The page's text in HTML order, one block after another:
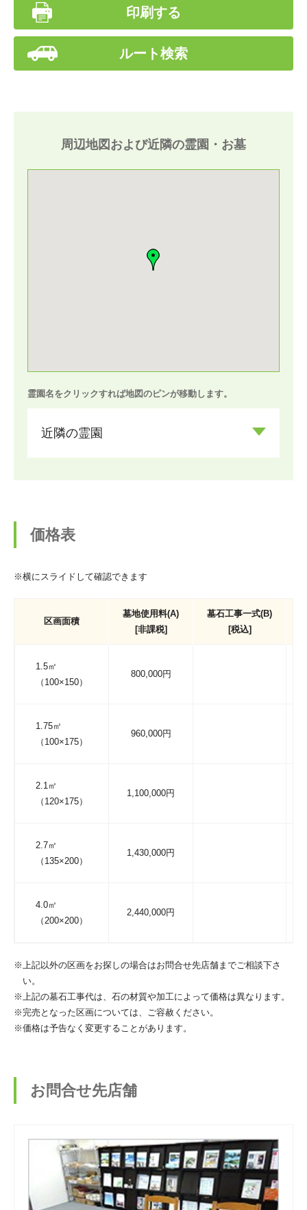
印刷する
ルート検索
周辺地図および近隣の霊園・お墓
霊園名をクリックすれば地図のピンが移動します。
近隣の霊園
価格表
※横にスライドして確認できます
区画面積
墓地使用料(A)
[非課税]
墓石工事一式(B)
[税込]
1.5㎡
（100×150）
800,000円
1.75㎡
（100×175）
960,000円
2.1㎡
（120×175）
1,100,000円
2.7㎡
（135×200）
1,430,000円
4.0㎡
（200×200）
2,440,000円
※上記以外の区画をお探しの場合はお問合せ先店舗までご相談下さ
い。
※上記の墓石工事代は、石の材質や加工によって価格は異なります。
※完売となった区画については、ご容赦ください。
※価格は予告なく変更することがあります。
お問合せ先店舗